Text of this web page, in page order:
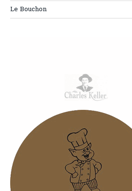
Le Bouchon